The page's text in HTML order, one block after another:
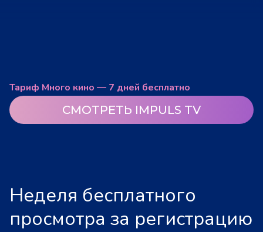
Тариф Много кино — 7 дней бесплатно
СМОТРЕТЬ IMPULS TV
Неделя бесплатного
просмотра за регистрацию